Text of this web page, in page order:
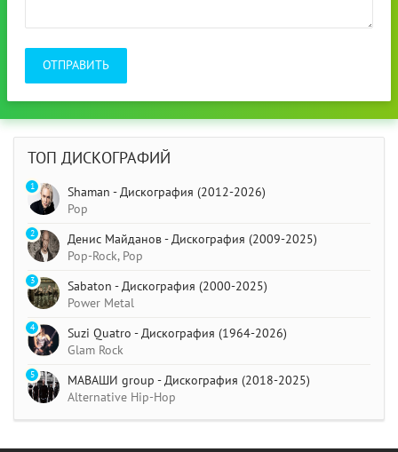
ОТПРАВИТЬ
ТОП ДИСКОГРАФИЙ
Shaman - Дискография (2012-2026)
Pop
1
Денис Майданов - Дискография (2009-2025)
Pop-Rock, Pop
2
Sabaton - Дискография (2000-2025)
Power Metal
3
Suzi Quatro - Дискография (1964-2026)
Glam Rock
4
МАВАШИ group - Дискография (2018-2025)
Alternative Hip-Hop
5